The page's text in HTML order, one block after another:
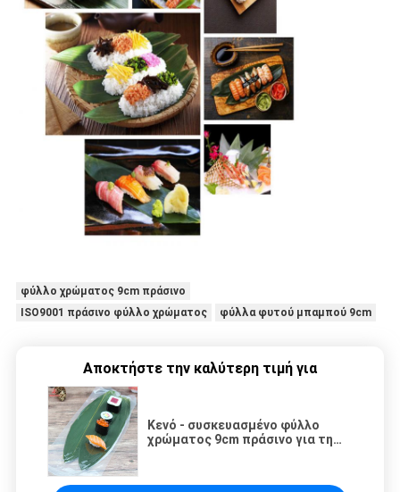
φύλλο χρώματος 9cm πράσινο
ISO9001 πράσινο φύλλο χρώματος
φύλλα φυτού μπαμπού 9cm
Αποκτήστε την καλύτερη τιμή για
Κενό - συσκευασμένο φύλλο
χρώματος 9cm πράσινο για τη